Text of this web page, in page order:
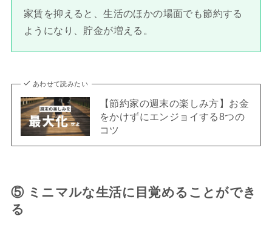
家賃を抑えると、生活のほかの場面でも節約する
ようになり、貯金が増える。
あわせて読みたい
【節約家の週末の楽しみ方】お金
をかけずにエンジョイする8つの
コツ
⑤ ミニマルな生活に目覚めることができ
る